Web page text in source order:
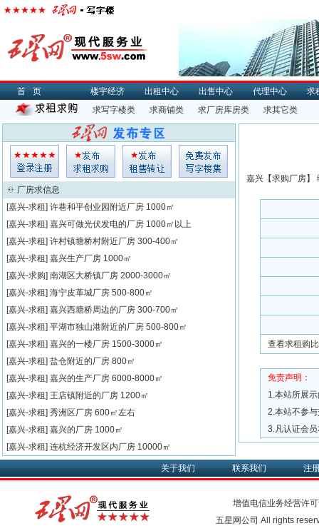
首页 楼宇经济 出租中心 出售中心 代理中心
求
求写字楼类
求商铺类 求厂房库房类 求其它类
嘉兴【求购厂房】
查看求租购
免责声明：
1.本站所展
2.本站不参
3.凡认证会
厂房求信息
[嘉兴-求租] 许巷和平创业园附近厂房 1000㎡
[嘉兴-求租] 嘉兴可做光伏发电的厂房 1000㎡以上
[嘉兴-求租] 许村镇塘桥村附近厂房 300-400㎡
[嘉兴-求租] 嘉兴生产厂房 1000㎡
[嘉兴-求购] 南湖区大桥镇厂房 2000-3000㎡
[嘉兴-求租] 海宁皮革城厂房 500-800㎡
[嘉兴-求租] 嘉兴西塘桥周边的厂房 300-700㎡
[嘉兴-求租] 平湖市独山港附近的厂房 500-800㎡
[嘉兴-求租] 嘉兴的一楼厂房 1500-3000㎡
[嘉兴-求租] 盐仓附近的厂房 800㎡
[嘉兴-求租] 嘉兴的生产厂房 6000-8000㎡
[嘉兴-求租] 王店镇附近的厂房 1200㎡
[嘉兴-求租] 秀洲区厂房 600㎡左右
[嘉兴-求租] 嘉兴的厂房 1000㎡
[嘉兴-求租] 连杭经济开发区内厂房 10000㎡
关于我们 联系我们 注
增值电信业务经营许
五星网公司 All rights